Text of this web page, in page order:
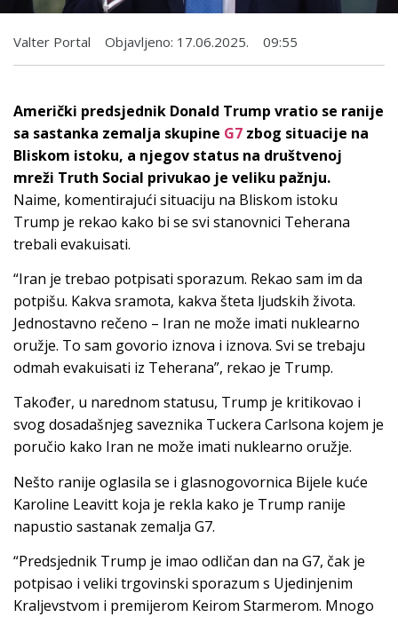
Valter Portal Objavljeno: 17.06.2025. 09:55
Američki predsjednik Donald Trump vratio se ranije
sa sastanka zemalja skupine G7 zbog situacije na
Bliskom istoku, a njegov status na društvenoj
mreži Truth Social privukao je veliku pažnju.
Naime, komentirajući situaciju na Bliskom istoku
Trump je rekao kako bi se svi stanovnici Teherana
trebali evakuisati.
“Iran je trebao potpisati sporazum. Rekao sam im da
potpišu. Kakva sramota, kakva šteta ljudskih života.
Jednostavno rečeno – Iran ne može imati nuklearno
oružje. To sam govorio iznova i iznova. Svi se trebaju
odmah evakuisati iz Teherana”, rekao je Trump.
Također, u narednom statusu, Trump je kritikovao i
svog dosadašnjeg saveznika Tuckera Carlsona kojem je
poručio kako Iran ne može imati nuklearno oružje.
Nešto ranije oglasila se i glasnogovornica Bijele kuće
Karoline Leavitt koja je rekla kako je Trump ranije
napustio sastanak zemalja G7.
“Predsjednik Trump je imao odličan dan na G7, čak je
potpisao i veliki trgovinski sporazum s Ujedinjenim
Kraljevstvom i premijerom Keirom Starmerom. Mnogo